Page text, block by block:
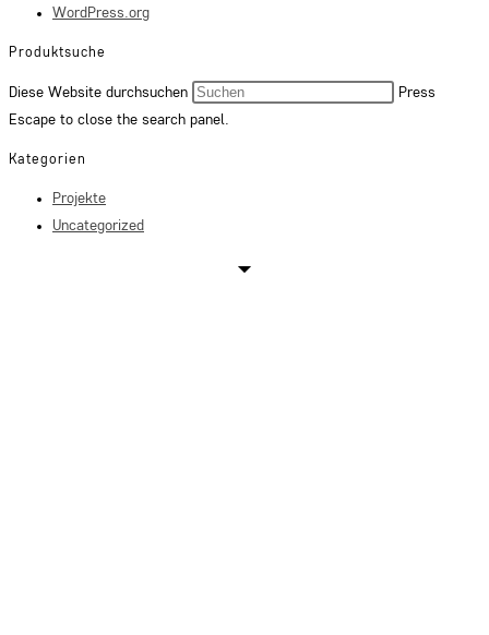
WordPress.org
Produktsuche
Diese Website durchsuchen
Press
Escape to close the search panel.
Kategorien
Projekte
Uncategorized